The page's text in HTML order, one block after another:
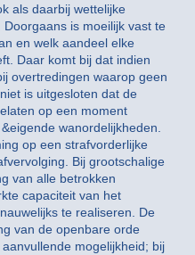
als daarbij wettelijke
is moeilijk vast te
en welk aandeel elke
Daar komt bij dat indien
overtredingen waarop geen
is uitgesloten dat de
op een moment
wanordelijkheden.
op een strafvorderlijke
Bij grootschalige
van alle betrokken
capaciteit van het
te realiseren. De
van de openbare orde
mogelijkheid; bij